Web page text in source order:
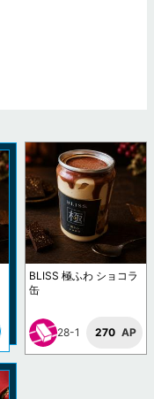
BLISS 極ふわ ショコラ
缶
28-1 270 AP